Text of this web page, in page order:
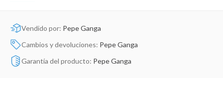
Vendido por: Pepe Ganga
Cambios y devoluciones: Pepe Ganga
Garantía del producto: Pepe Ganga